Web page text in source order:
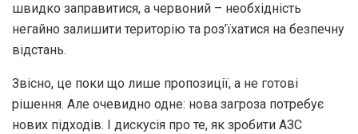
швидко заправитися, а червоний – необхідність
негайно залишити територію та роз’їхатися на безпечну
відстань.
Звісно, це поки що лише пропозиції, а не готові
рішення. Але очевидно одне: нова загроза потребує
нових підходів. І дискусія про те, як зробити АЗС